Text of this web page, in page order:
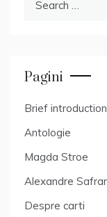
Pagini
Brief introduction
Antologie
Magda Stroe
Alexandre
Despre carti